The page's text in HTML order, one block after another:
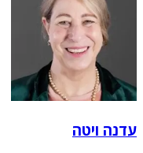
עדנה ויטה